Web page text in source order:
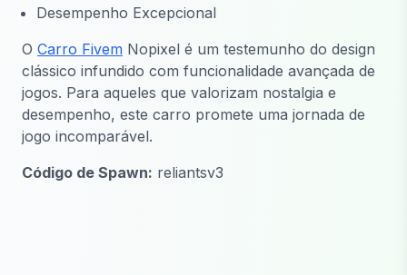
Desempenho Excepcional
O Carro Fivem Nopixel é um testemunho do design
clássico infundido com funcionalidade avançada de
jogos. Para aqueles que valorizam nostalgia e
desempenho, este carro promete uma jornada de
jogo incomparável.
Código de Spawn: reliantsv3